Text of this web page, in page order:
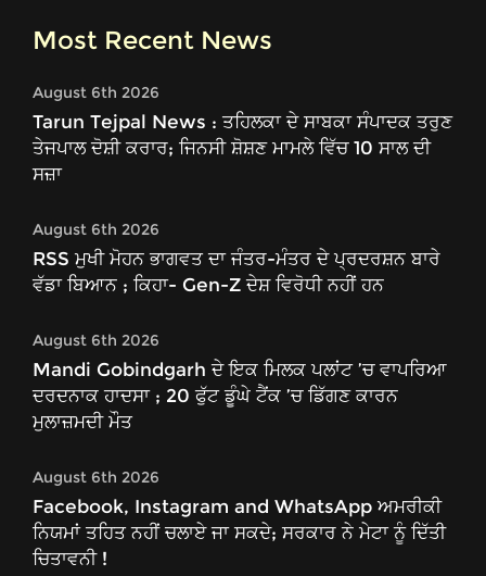
Most Recent News
August 6th 2026
Tarun Tejpal News : ਤਹਿਲਕਾ ਦੇ ਸਾਬਕਾ ਸੰਪਾਦਕ ਤਰੁਣ
ਤੇਜਪਾਲ ਦੋਸ਼ੀ ਕਰਾਰ; ਜਿਨਸੀ ਸ਼ੋਸ਼ਣ ਮਾਮਲੇ ਵਿੱਚ 10 ਸਾਲ ਦੀ
ਸਜ਼ਾ
August 6th 2026
RSS ਮੁਖੀ ਮੋਹਨ ਭਾਗਵਤ ਦਾ ਜੰਤਰ-ਮੰਤਰ ਦੇ ਪ੍ਰਦਰਸ਼ਨ ਬਾਰੇ
ਵੱਡਾ ਬਿਆਨ ; ਕਿਹਾ- Gen-Z ਦੇਸ਼ ਵਿਰੋਧੀ ਨਹੀਂ ਹਨ
August 6th 2026
Mandi Gobindgarh ਦੇ ਇਕ ਮਿਲਕ ਪਲਾਂਟ ’ਚ ਵਾਪਰਿਆ
ਦਰਦਨਾਕ ਹਾਦਸਾ ; 20 ਫੁੱਟ ਡੂੰਘੇ ਟੈਂਕ ’ਚ ਡਿੱਗਣ ਕਾਰਨ
ਮੁਲਾਜ਼ਮਦੀ ਮੌਤ
August 6th 2026
Facebook, Instagram and WhatsApp ਅਮਰੀਕੀ
ਨਿਯਮਾਂ ਤਹਿਤ ਨਹੀਂ ਚਲਾਏ ਜਾ ਸਕਦੇ; ਸਰਕਾਰ ਨੇ ਮੇਟਾ ਨੂੰ ਦਿੱਤੀ
ਚਿਤਾਵਨੀ !